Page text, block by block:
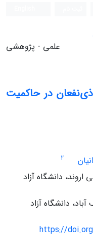
علمی - پژوهشی
ذی‌نفعان در حاکمیت
2
اروند، دانشگاه آزاد
دانشگاه آزاد
https://doi.org/